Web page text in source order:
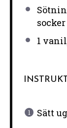
socker
1
Sätt